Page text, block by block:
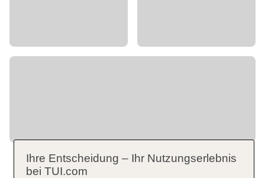
Ihre Entscheidung – Ihr Nutzungserlebnis
bei TUI.com